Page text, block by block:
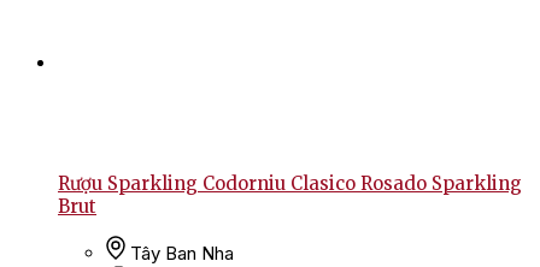
Rượu Sparkling Codorniu Clasico Rosado Sparkling
Brut
Tây Ban Nha